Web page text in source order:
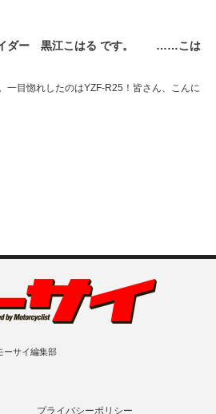
イダー 黒江こはる です。 ……こは
一目惚れしたのはYZF-R25！皆さん、こんに
ーサイ編集部
プライバシーポリシー